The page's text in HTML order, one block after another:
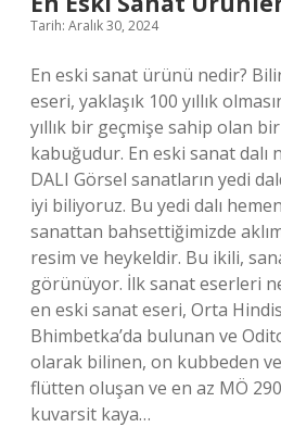
Tarih: Aralık 30, 2024
En eski sanat ürünü nedir?
eseri, yaklaşık 100 yıllık
yıllık bir geçmişe sahip olan
kabuğudur. En eski sanat dalı
DALI Görsel sanatların yedi
iyi biliyoruz. Bu yedi dalı
sanattan bahsettiğimizde
resim ve heykeldir. Bu ikili,
görünüyor. İlk sanat eserleri
en eski sanat eseri, Orta
Bhimbetka’da bulunan ve
olarak bilinen, on kubbeden
flütten oluşan ve en az MÖ
kuvarsit kaya…